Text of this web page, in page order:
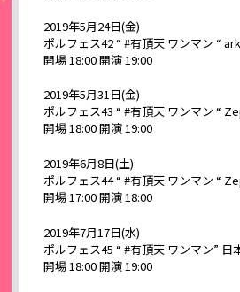
2019年5月24日(金)
ポルフェス42 “ #有頂天 ワンマン “
開場 18:00 開演 19:00
2019年5月31日(金)
ポルフェス43 “ #有頂天 ワンマン “
開場 18:00 開演 19:00
2019年6月8日(土)
ポルフェス44 “ #有頂天 ワンマン “
開場 17:00 開演 18:00
2019年7月17日(水)
ポルフェス45 “ #有頂天 ワンマン” 日
開場 18:00 開演 19:00